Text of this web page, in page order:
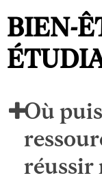
BIEN-
Où
réussir